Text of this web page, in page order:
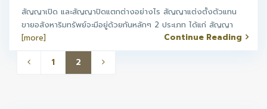
สัญญาเปิด และสัญญาปิดแตกต่างอย่างไร สัญญาแต่งตั้งตัวแทน
ขายอสังหาริมทรัพย์จะมีอยู่ด้วยกันหลักๆ 2 ประเภท ได้แก่ สัญญา
[more]
Continue Reading
1 2